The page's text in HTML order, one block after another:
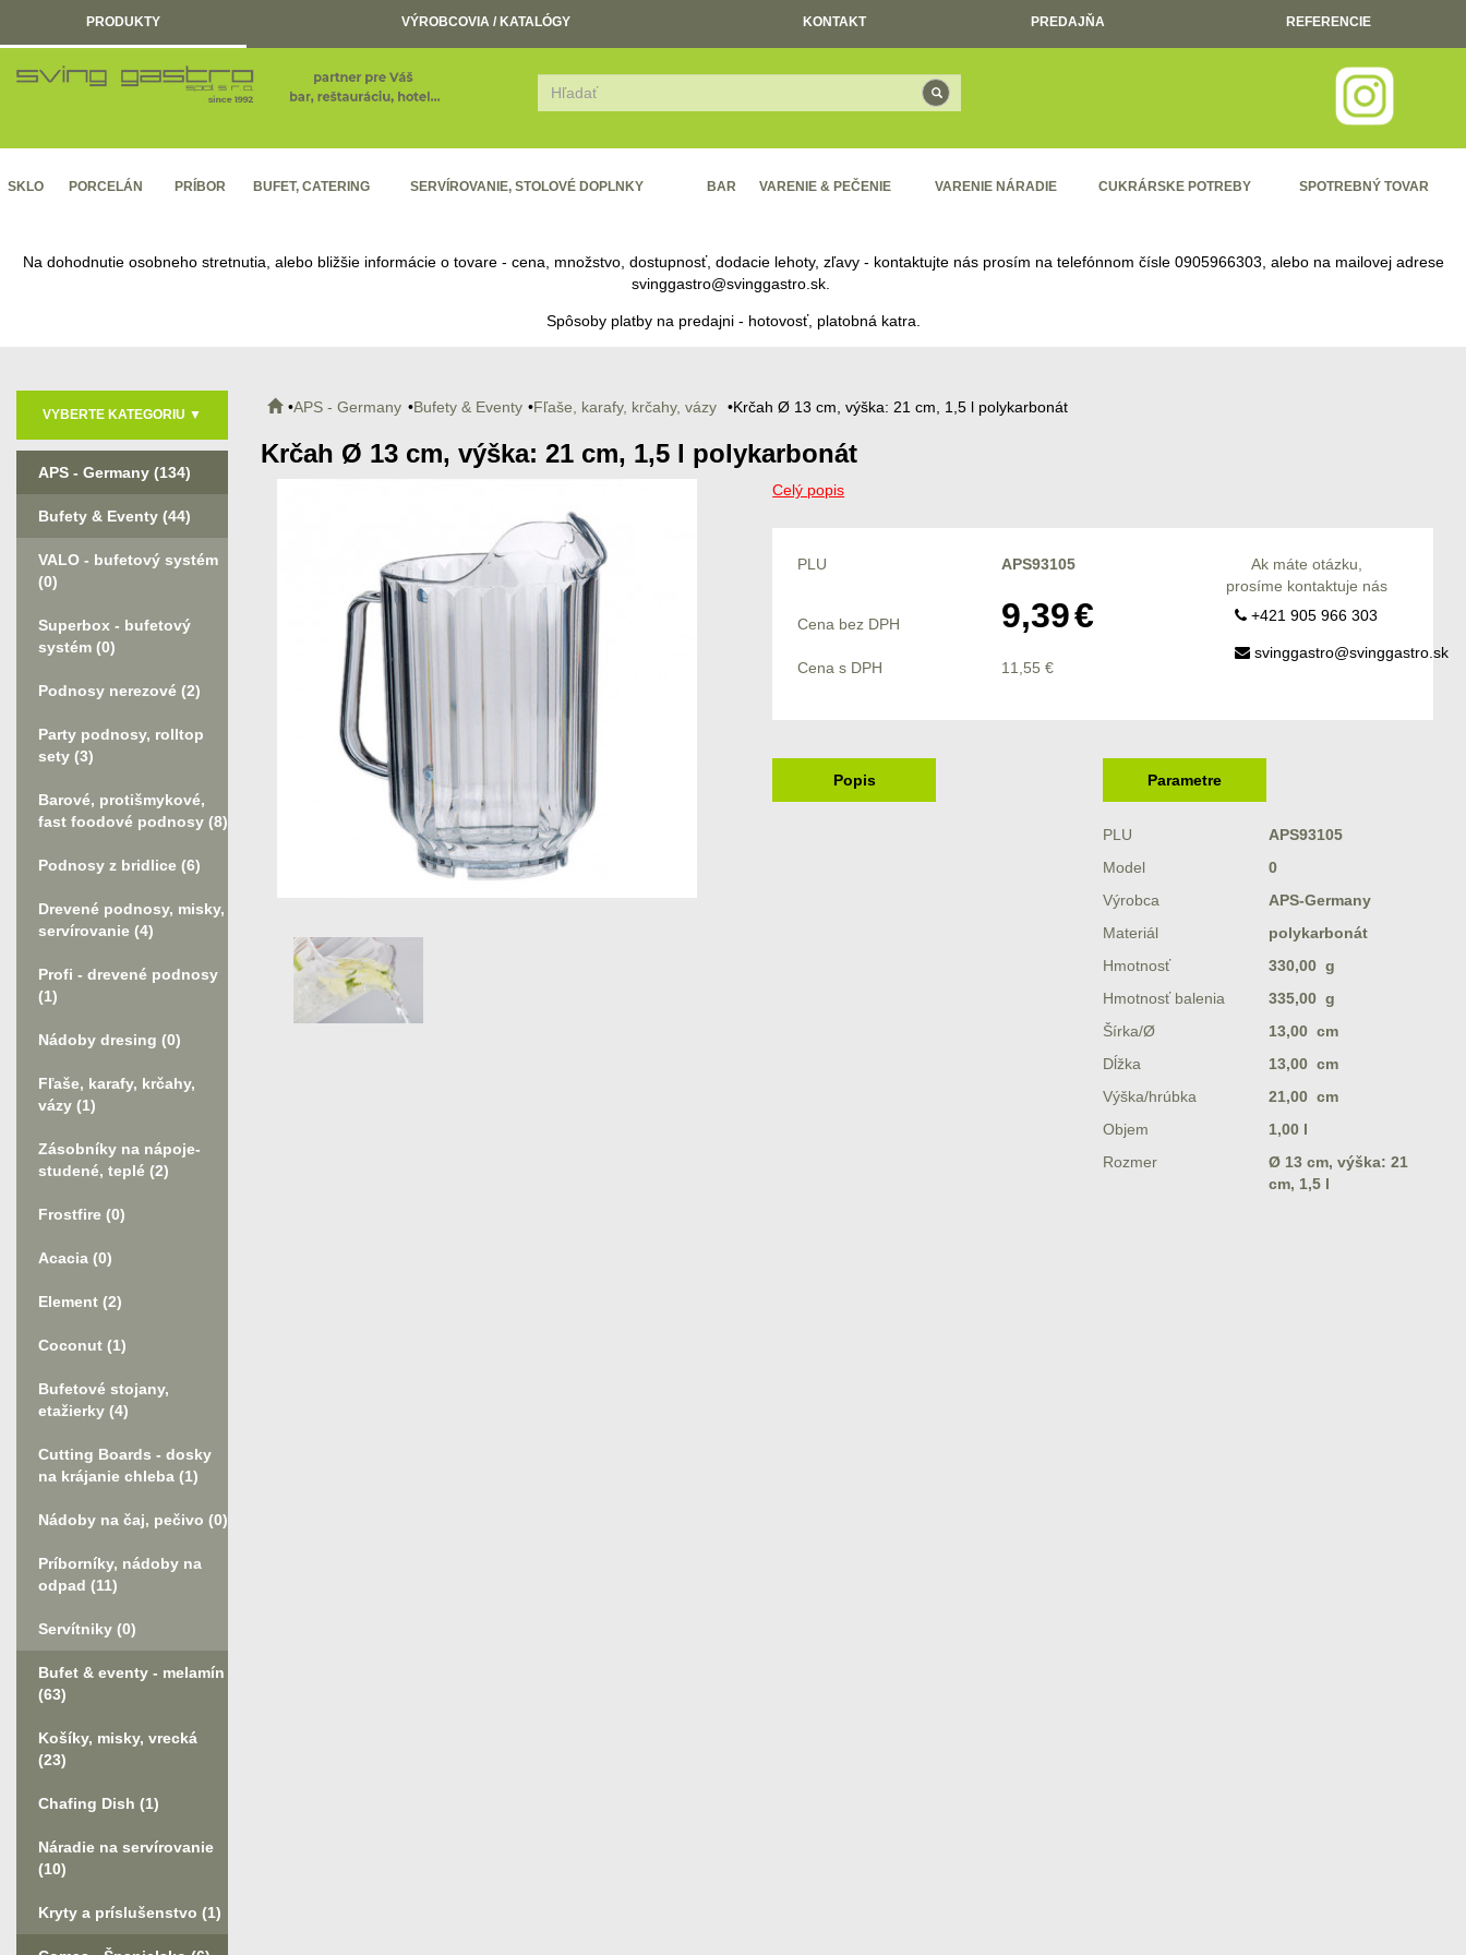
PRODUKTY VÝROBCOVIA / KATALÓGY KONTAKT PREDAJŇA REFERENCIE
SKLO PORCELÁN PRÍBOR BUFET, CATERING SERVÍROVANIE, STOLOVÉ DOPLNKY BAR VARENIE & PEČENIE VARENIE NÁRADIE CUKRÁRSKE POTREBY SPOTREBNÝ TOVAR
Na dohodnutie osobneho stretnutia, alebo bližšie informácie o tovare - cena, množstvo, dostupnosť, dodacie lehoty, zľavy - kontaktujte nás prosím na telefónnom čísle 0905966303 , alebo na mailovej adrese
svinggastro@svinggastro.sk
Spôsoby platby na predajni - hotovosť, platobná katra.
VYBERTE KATEGORIU ▼
APS - Germany (134)
Bufety & Eventy (44)
VALO - bufetový systém
(0)
Superbox - bufetový
systém (0)
Podnosy nerezové (2)
Party podnosy, rolltop
sety (3)
Barové, protišmykové,
fast foodové podnosy (8)
Podnosy z bridlice (6)
Drevené podnosy, misky,
servírovanie (4)
Profi - drevené podnosy
(1)
Nádoby dresing (0)
Fľaše, karafy, krčahy,
vázy (1)
Zásobníky na nápoje-
studené, teplé (2)
Frostfire (0)
Acacia (0)
Element (2)
Coconut (1)
Bufetové stojany,
etažierky (4)
Cutting Boards - dosky
na krájanie chleba (1)
Nádoby na čaj, pečivo (0)
Príborníky, nádoby na
odpad (11)
Servítniky (0)
Bufet & eventy - melamín
(63)
Košíky, misky, vrecká
(23)
Chafing Dish (1)
Náradie na servírovanie
(10)
Kryty a príslušenstvo (1)
APS - Germany Bufety & Eventy Fľaše, karafy, krčahy, vázy Krčah Ø 13 cm, výška: 21 cm, 1,5 l polykarbonát
Krčah Ø 13 cm, výška: 21 cm, 1,5 l polykarbonát
Celý popis
PLU APS93105
Cena bez DPH 9,39€
Cena s DPH 11,55 €
Ak máte otázku,
prosíme kontaktuje nás
+421 905 966 303
svinggastro@svinggastro.sk
Popis Parametre
PLU
APS93105
Model
0
Výrobca
APS-Germany
Materiál
polykarbonát
Hmotnosť
330,00 g
Hmotnosť balenia
335,00 g
Šírka/Ø
13,00 cm
Dĺžka
13,00 cm
Výška/hrúbka
21,00 cm
Objem
1,00 l
Rozmer
Ø 13 cm, výška: 21
cm, 1,5 l